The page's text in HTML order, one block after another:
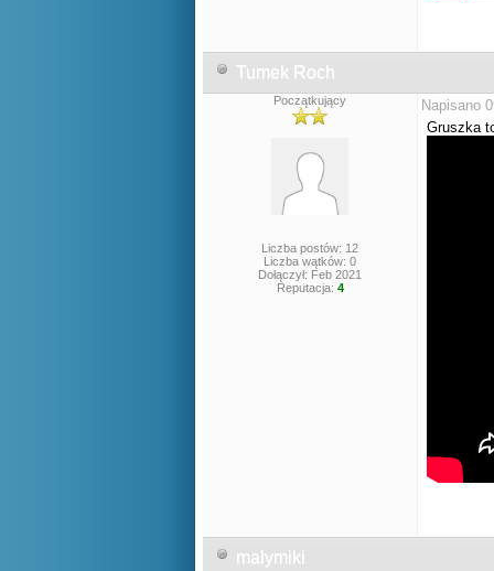
Tumek Roch
Początkujący
Liczba postów: 12
Liczba wątków: 0
Dołączył: Feb 2021
Reputacja: 4
Napisano
Gruszka
malymiki